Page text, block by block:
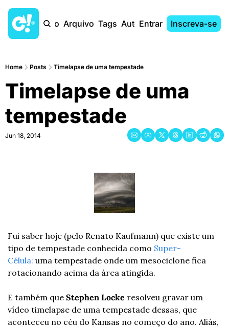
Início Arquivo Tags AutoresEntrar Inscreva-se
Home Posts Timelapse de uma tempestade
Timelapse de uma
tempestade
Jun 18, 2014
Fui saber hoje (pelo Renato Kaufmann) que existe um
tipo de tempestade conhecida como Super-
Célula: uma tempestade onde um mesociclone fica
rotacionando acima da área atingida.
E também que Stephen Locke resolveu gravar um
vídeo timelapse de uma tempestade dessas, que
aconteceu no céu do Kansas no começo do ano. Aliás,